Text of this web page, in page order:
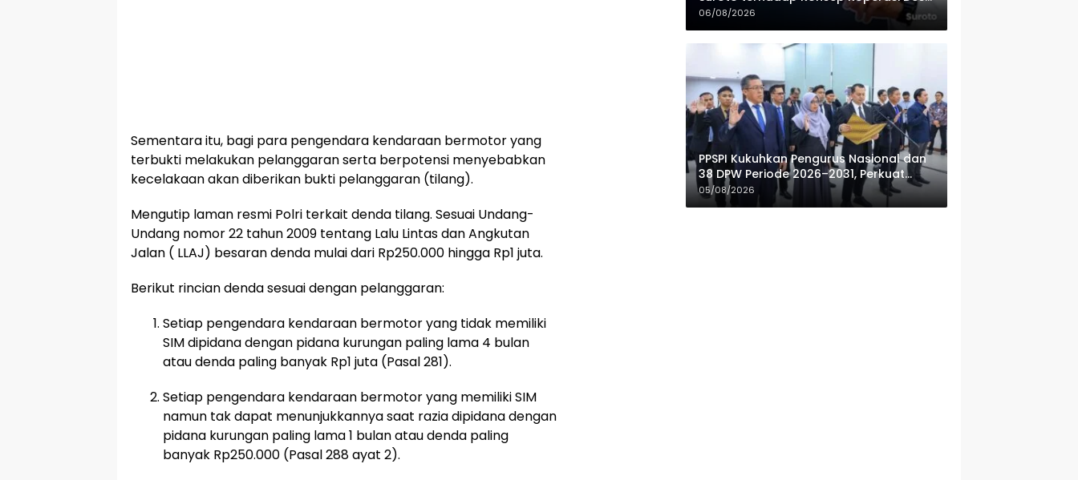
Sementara itu, bagi para pengendara kendaraan bermotor yang
terbukti melakukan pelanggaran serta berpotensi menyebabkan
kecelakaan akan diberikan bukti pelanggaran (tilang).
Mengutip laman resmi Polri terkait denda tilang. Sesuai Undang-
Undang nomor 22 tahun 2009 tentang Lalu Lintas dan Angkutan
Jalan ( LLAJ) besaran denda mulai dari Rp250.000 hingga Rp1 juta.
Berikut rincian denda sesuai dengan pelanggaran:
Setiap pengendara kendaraan bermotor yang tidak memiliki
SIM dipidana dengan pidana kurungan paling lama 4 bulan
atau denda paling banyak Rp1 juta (Pasal 281).
Setiap pengendara kendaraan bermotor yang memiliki SIM
namun tak dapat menunjukkannya saat razia dipidana dengan
pidana kurungan paling lama 1 bulan atau denda paling
banyak Rp250.000 (Pasal 288 ayat 2).
Merah Putih
06/08/2026
PPSPI Kukuhkan Pengurus Nasional dan
38 DPW Periode 2026–2031, Perkuat
Profesionalisme Sektor Publik
05/08/2026